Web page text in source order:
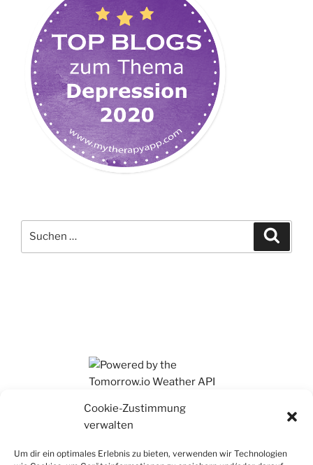
Cookie-Zustimmung
verwalten
Um dir ein optimales Erlebnis zu bieten, verwenden wir Technologien
nach: